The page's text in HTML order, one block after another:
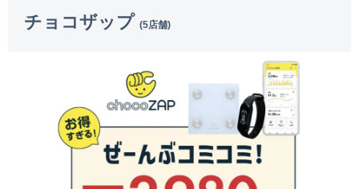
チョコザップ (5店舗)